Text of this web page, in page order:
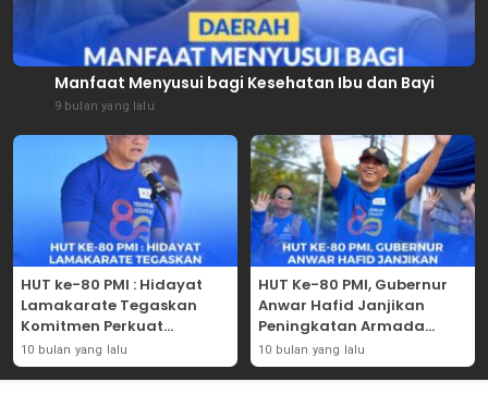
Manfaat Menyusui bagi Kesehatan Ibu dan Bayi
9 bulan yang lalu
HUT ke-80 PMI : Hidayat
Lamakarate Tegaskan
Komitmen Perkuat
Solidaritas Kemanusiaan
10 bulan yang lalu
HUT Ke-80 PMI, Gubernur
Anwar Hafid Janjikan
Peningkatan Armada
Mobil Donor Darah
10 bulan yang lalu